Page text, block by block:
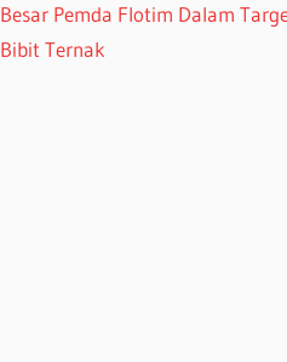
Besar Pemda Flotim Dalam
Bibit Ternak